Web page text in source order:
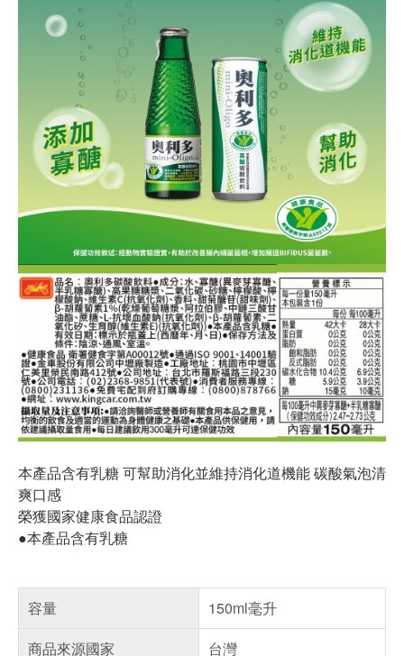
本產品含有乳糖 可幫助消化並維持消化道機能 碳酸氣泡清
爽口感
榮獲國家健康食品認證
●本產品含有乳糖
容量
150ml毫升
商品來源國家
台灣